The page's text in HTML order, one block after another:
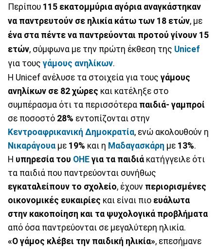
Περίπου 115 εκατομμύρια αγόρια αναγκάστηκαν
να παντρευτούν σε ηλικία κάτω των 18 ετών, με
ένα στα πέντε να παντρεύονται προτού γίνουν 15
ετών, σύμφωνα με την πρώτη έκθεση της Unicef
για τους γάμους ανηλίκων.
Η Unicef ανέλυσε τα στοιχεία για τους γάμους
ανηλίκων σε 82 χώρες και κατέληξε στο
συμπέρασμα ότι τα περισσότερα παιδιά- γαμπροί
σε ποσοστό 28% εντοπίζονται στην
Κεντροαφρικανική Δημοκρατία, ενώ ακολουθούν η
Νικαράγουα με 19% και η Μαδαγασκάρη με 13%.
Η υπηρεσία του ΟΗΕ για τα παιδιά κατήγγειλε ότι
τα παιδιά που παντρεύονται συνήθως
εγκαταλείπουν το σχολείο, έχουν περιορισμένες
οικονομικές ευκαιρίες και είναι πιο ευάλωτα
στην κακοποίηση και τα ψυχολογικά προβλήματα
από όσα παντρεύονται σε μεγαλύτερη ηλικία.
«Ο γάμος κλέβει την παιδική ηλικία», επεσήμανε